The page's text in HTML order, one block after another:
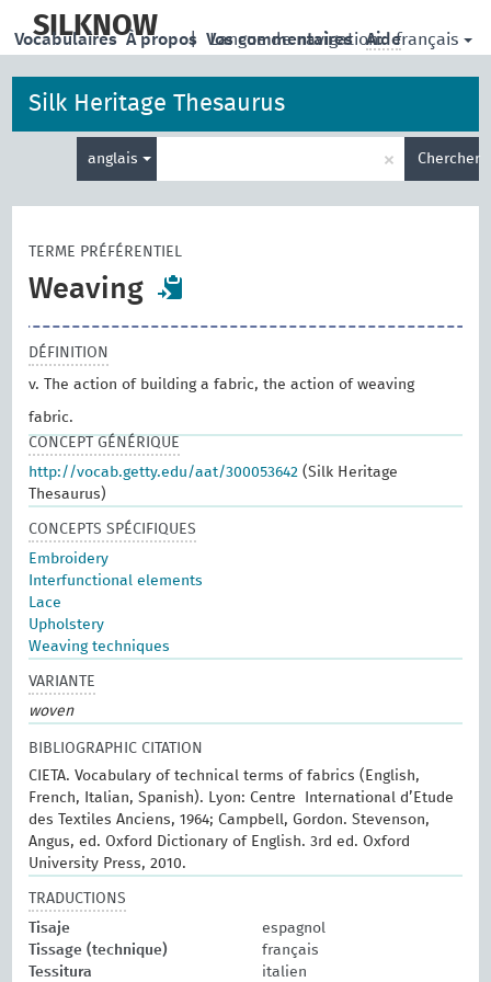
main
SILKNOW | Langue de navigation: français
Vocabulaires À propos Vos commentaires Aide
Silk Heritage Thesaurus
anglais
de
× Chercher
TERME PRÉFÉRENTIEL
Weaving
DÉFINITION
v. The action of building a fabric, the action of weaving
fabric.
CONCEPT GÉNÉRIQUE
http://vocab.getty.edu/aat/300053642 (Silk Heritage
Thesaurus)
CONCEPTS SPÉCIFIQUES
Embroidery
Interfunctional elements
Lace
Upholstery
Weaving techniques
VARIANTE
woven
BIBLIOGRAPHIC CITATION
CIETA. Vocabulary of technical terms of fabrics (English,
French, Italian, Spanish). Lyon: Centre International d’Etude
des Textiles Anciens, 1964; Campbell, Gordon. Stevenson,
Angus, ed. Oxford Dictionary of English. 3rd ed. Oxford
University Press, 2010.
TRADUCTIONS
Tisaje
espagnol
Tissage (technique)
français
Tessitura
italien